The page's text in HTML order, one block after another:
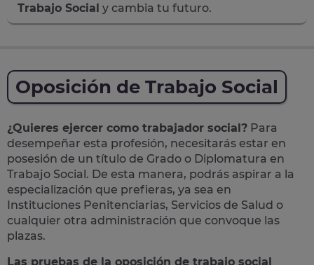
Trabajo Social y cambia tu futuro.
Oposición de Trabajo Social
¿Quieres ejercer como trabajador social? Para
desempeñar esta profesión, necesitarás estar en
posesión de un título de Grado o Diplomatura en
Trabajo Social. De esta manera, podrás aspirar a la
especialización que prefieras, ya sea en
Instituciones Penitenciarias, Servicios de Salud o
cualquier otra administración que convoque las
plazas.
Las pruebas de la oposición de trabajo social